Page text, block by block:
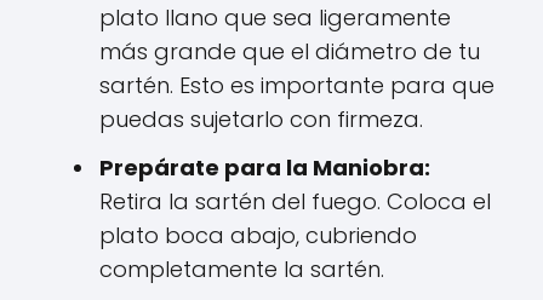
plato llano que sea ligeramente
más grande que el diámetro de tu
sartén. Esto es importante para que
puedas sujetarlo con firmeza.
Prepárate para la Maniobra:
Retira la sartén del fuego. Coloca el
plato boca abajo, cubriendo
completamente la sartén.